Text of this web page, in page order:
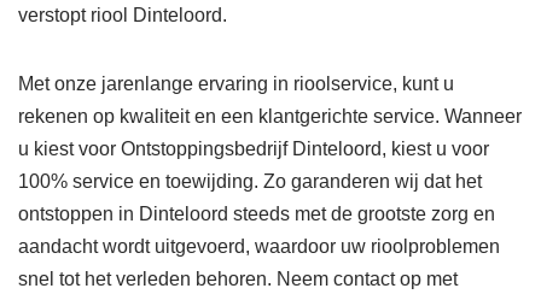
verstopt riool Dinteloord.
Met onze jarenlange ervaring in rioolservice, kunt u
rekenen op kwaliteit en een klantgerichte service. Wanneer
u kiest voor Ontstoppingsbedrijf Dinteloord, kiest u voor
100% service en toewijding. Zo garanderen wij dat het
ontstoppen in Dinteloord steeds met de grootste zorg en
aandacht wordt uitgevoerd, waardoor uw rioolproblemen
snel tot het verleden behoren. Neem contact op met